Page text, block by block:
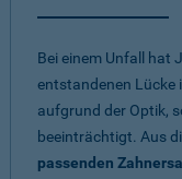
Bei einem Unfall hat
entstandenen Lücke
aufgrund der Optik,
beeinträchtigt. Aus
passenden